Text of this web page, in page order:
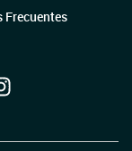
Frecuentes